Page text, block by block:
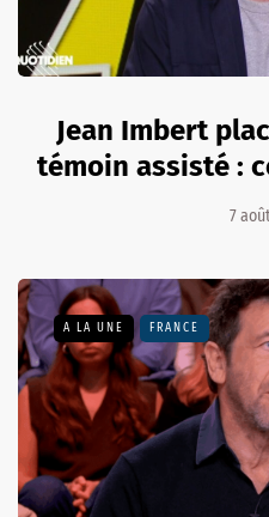
Jean Imbert
témoin assisté :
7
A LA UNE FRANCE